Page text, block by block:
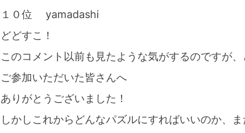
１０位 yamadashi
どどすこ！
このコメント以前も見たような気がするのですが
ご参加いただいた皆さんへ
ありがとうございました！
しかしこれからどんなパズルにすればいいのか、